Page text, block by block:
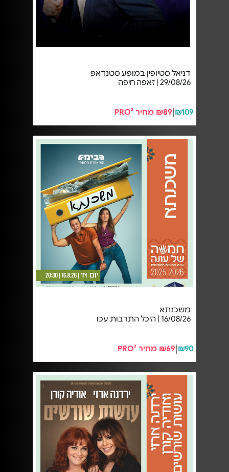
דניאל סטיופין במופע סטנדאפ
29/08/26 | זאפה חיפה
₪109 ₪89 מחיר PRO²
משכנתא
16/08/26 | היכל התרבות עכו
₪90 ₪69 מחיר PRO²